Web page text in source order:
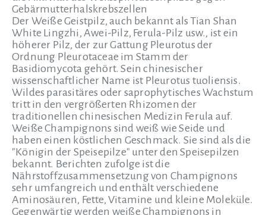
Gebärmutterhalskrebszellen
Der Weiße Geistpilz, auch bekannt als Tian Shan
White Lingzhi, Awei-Pilz, Ferula-Pilz usw., ist ein
höherer Pilz, der zur Gattung Pleurotus der
Ordnung Pleurotaceae im Stamm der
Basidiomycota gehört. Sein chinesischer
wissenschaftlicher Name ist Pleurotus tuoliensis.
Wildes parasitäres oder saprophytisches Wachstum
tritt in den vergrößerten Rhizomen der
traditionellen chinesischen Medizin Ferula auf.
Weiße Champignons sind weiß wie Seide und
haben einen köstlichen Geschmack. Sie sind als die
"Königin der Speisepilze" unter den Speisepilzen
bekannt. Berichten zufolge ist die
Nährstoffzusammensetzung von Champignons
sehr umfangreich und enthält verschiedene
Aminosäuren, Fette, Vitamine und kleine Moleküle.
Gegenwärtig werden weiße Champignons in